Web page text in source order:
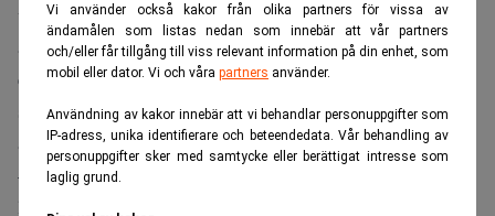
Vi använder också kakor från olika partners för vissa av
ändamålen som listas nedan som innebär att vår partners
och/eller får tillgång till viss relevant information på din enhet, som
mobil eller dator. Vi och våra partners använder.
Användning av kakor innebär att vi behandlar personuppgifter som
IP-adress, unika identifierare och beteendedata. Vår behandling av
personuppgifter sker med samtycke eller berättigat intresse som
laglig grund.
värdefullt sätt Realtids gedigna bevakning och granskning
av finansmarken. Vi är mycket glada för att samarbeta med
ett mycket kompetent team och snabbfotad organisation
som Finwire, säger Camilla Jonsson, chefredaktör och
ansvarig utgivare, Realtid.
– Vi är jätteglada att vi på Finwire har fått förtroende att
leverera nyheter till Realtid, en sajt som med sina läsare i